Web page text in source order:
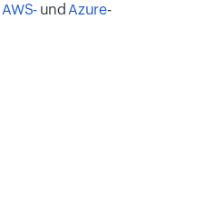
AWS- undAzure-